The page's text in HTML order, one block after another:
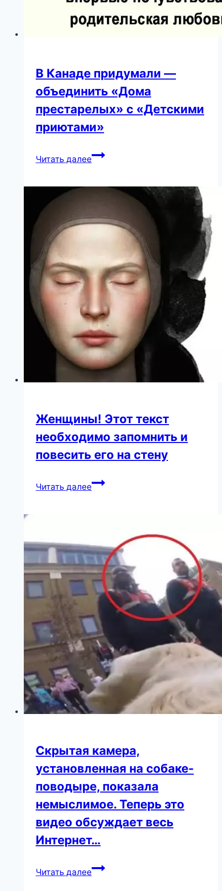
В Канаде придумали —
объединить «Дома
престарелых» с «Детскими
приютами»
Читать далееВ
«Дома
престарелых»
«Детскими
приютами»
Женщины! Этот текст
необходимо запомнить и
повесить его на стену
Читать далееЖенщины!
запомнить
и
повесить
его
на
стену
Скрытая камера,
установленная на собаке-
поводыре, показала
немыслимое. Теперь это
видео обсуждает весь
Интернет…
Читать далееСкрытая